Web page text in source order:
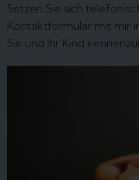
Setzen Sie sich
Kontaktformular mit mir
Sie und Ihr Kind